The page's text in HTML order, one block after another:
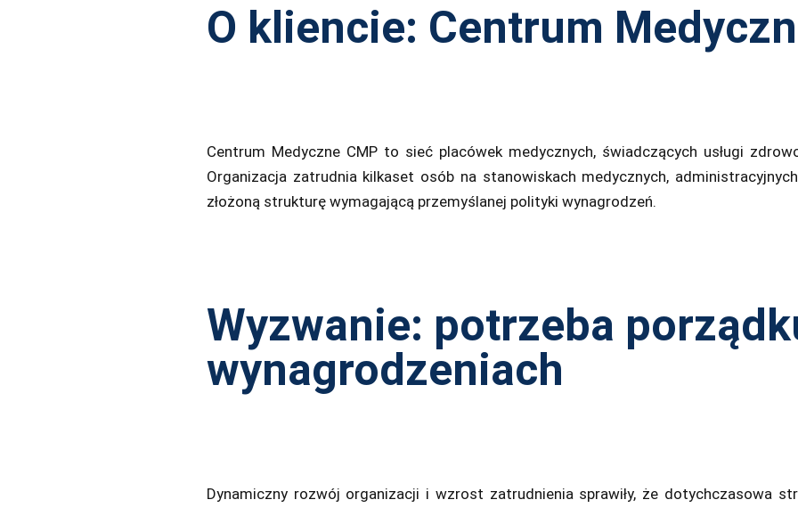
O kliencie: Centrum
Centrum Medyczne CMPto sieć placówek medycznych, świadczących usługi
Organizacja zatrudnia kilkaset osób na stanowiskach medycznych,
złożoną strukturę wymagającą przemyślanej polityki wynagrodzeń.
Wyzwanie: potrzeba
wynagrodzeniach
Dynamiczny rozwój organizacji i wzrost zatrudnienia sprawiły, że dotychczasowa